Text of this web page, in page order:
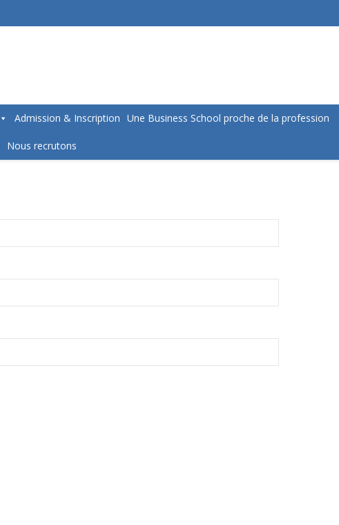
Admission & Inscription Une Business School proche de la profession
Nous recrutons